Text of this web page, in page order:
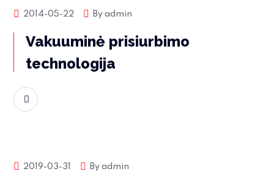
Produktų naujienos
2014-05-22 Byadmin
Vakuuminė prisiurbimo
technologija
Produktų naujienos
2019-03-31 Byadmin